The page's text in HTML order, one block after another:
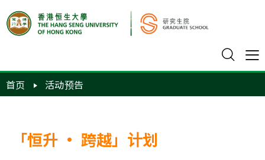
首页 活动预告
「恒升 · 跨越」计划